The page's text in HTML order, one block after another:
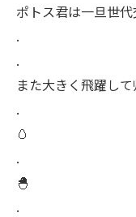
ポトス君は一旦世
.
.
また大きく飛躍し
.
🥚
.
🐣
.